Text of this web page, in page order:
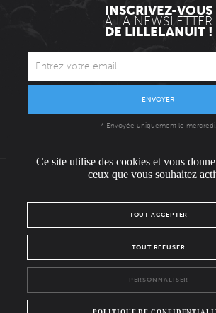
INSCRIVEZ-VOUS
À LA NEWSLETTER
DE LILLELANUIT !
ENVOYER
* Envoyée uniquement le mercredi.
L'ÉQUIPE
POLITIQUE DE
FacebookInstagram
Ce site utilise des cookies et vous
ceux que vous souhaitez
TOUT ACCEPTER
TOUT REFUSER
PERSONNALISER